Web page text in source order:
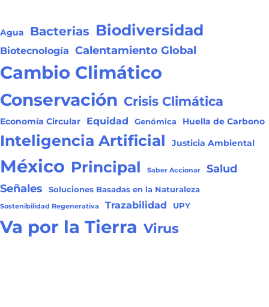
Agua Bacterias Biodiversidad
Biotecnología Calentamiento Global
Cambio Climático
Conservación Crisis Climática
Economía Circular Equidad Genómica Huella de Carbono
Inteligencia Artificial Justicia Ambiental
México Principal Saber Accionar Salud
Señales Soluciones Basadas en la Naturaleza
Sostenibilidad Regenerativa Trazabilidad UPY
Va por la Tierra Virus